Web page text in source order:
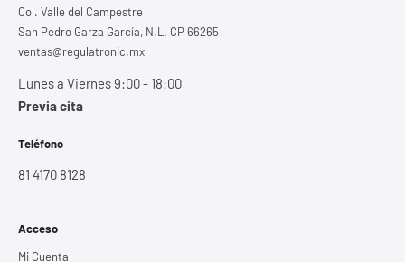
Col. Valle del Campestre
San Pedro Garza García, N.L. CP 66265
ventas@regulatronic.mx
Lunes a Viernes 9:00 - 18:00
Previa cita
Teléfono
81 4170 8128
Acceso
Mi Cuenta